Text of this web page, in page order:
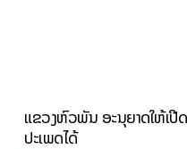
ແຂວງຫົວພັນ ອະນຸຍາດໃຫ້ເ
ປະເພດໄດ້